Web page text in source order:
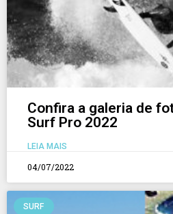
Confira a galeria de
Surf Pro 2022
LEIA MAIS
04/07/2022
SURF